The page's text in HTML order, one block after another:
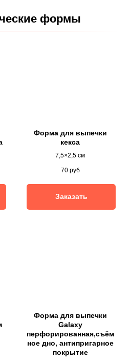
формы
Форма для выпечки
кекса
7,5×2,5 см
70 руб
Заказать
Форма для выпечки
Galaxy
перфорированная,съём
ное дно, антипригарное
покрытие